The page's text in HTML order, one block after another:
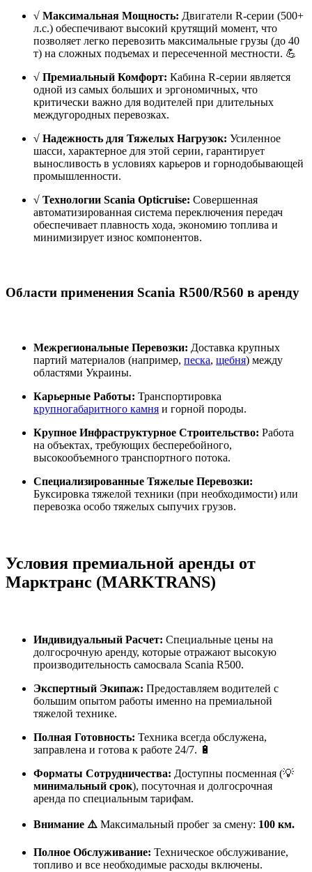
√ Максимальная Мощность: Двигатели R-серии (500+
л.с.) обеспечивают высокий крутящий момент, что
позволяет легко перевозить максимальные грузы (до 40
т) на сложных подъемах и пересеченной местности. 💪
√ Премиальный Комфорт: Кабина R-серии является
одной из самых больших и эргономичных, что
критически важно для водителей при длительных
междугородных перевозках.
√ Надежность для Тяжелых Нагрузок: Усиленное
шасси, характерное для этой серии, гарантирует
выносливость в условиях карьеров и горнодобывающей
промышленности.
√ Технологии Scania Opticruise: Совершенная
автоматизированная система переключения передач
обеспечивает плавность хода, экономию топлива и
минимизирует износ компонентов.
Области применения Scania R500/R560 в аренду
Межрегиональные Перевозки: Доставка крупных
партий материалов (например, песка, щебня) между
областями Украины.
Карьерные Работы: Транспортировка
крупногабаритного камня и горной породы.
Крупное Инфраструктурное Строительство: Работа
на объектах, требующих бесперебойного,
высокообъемного транспортного потока.
Специализированные Тяжелые Перевозки:
Буксировка тяжелой техники (при необходимости) или
перевозка особо тяжелых сыпучих грузов.
Условия премиальной аренды от
Марктранс (MARKTRANS)
Индивидуальный Расчет: Специальные цены на
долгосрочную аренду, которые отражают высокую
производительность самосвала Scania R500.
Экспертный Экипаж: Предоставляем водителей с
большим опытом работы именно на премиальной
тяжелой технике.
Полная Готовность: Техника всегда обслужена,
заправлена и готова к работе 24/7. 🔋
Форматы Сотрудничества: Доступны посменная (💡
минимальный срок), посуточная и долгосрочная
аренда по специальным тарифам.
Внимание ⚠️ Максимальный пробег за смену: 100 км.
Полное Обслуживание: Техническое обслуживание,
топливо и все необходимые расходы включены.